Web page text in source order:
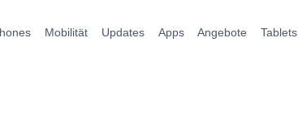
Mobilität Updates Apps Angebote Tablets